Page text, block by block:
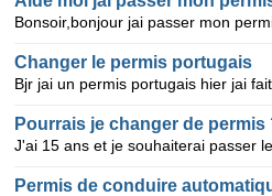
Changer le permis portugais
Pourrais je changer de permis
Permis de conduire